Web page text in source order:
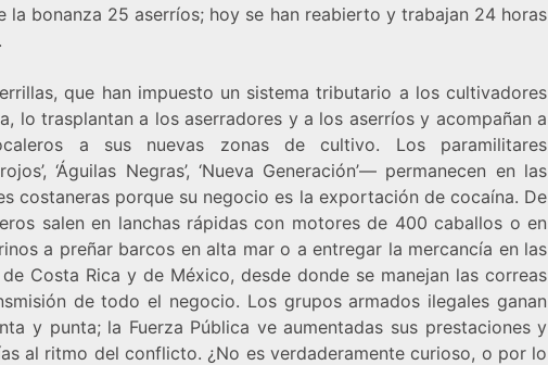
la bonanza 25 aserríos; hoy se han reabierto y trabajan 24 horas
que han impuesto un sistema tributario a los cultivadores
lo trasplantan a los aserradores y a los aserríos y acompañan a
a sus nuevas zonas de cultivo. Los paramilitares
‘Águilas Negras’, ‘Nueva Generación’— permanecen en las
costaneras porque su negocio es la exportación de cocaína. De
salen en lanchas rápidas con motores de 400 caballos o en
a preñar barcos en alta mar o a entregar la mercancía en las
Costa Rica y de México, desde donde se manejan las correas
de todo el negocio. Los grupos armados ilegales ganan
y punta; la Fuerza Pública ve aumentadas sus prestaciones y
al ritmo del conflicto. ¿No es verdaderamente curioso, o por lo